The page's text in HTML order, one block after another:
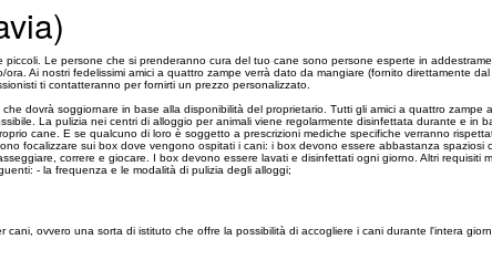
piccoli. Le persone che si prenderanno cura del tuo cane sono persone esperte in
Ai nostri fedelissimi amici a quattro zampe verrà dato da mangiare (fornito direttamente
ti contatteranno per fornirti un prezzo personalizzato.
dovrà soggiornare in base alla disponibilità del proprietario. Tutti gli amici a quattro
La pulizia nei centri di alloggio per animali viene regolarmente disinfettata durante e in
cane. E se qualcuno di loro è soggetto a prescrizioni mediche specifiche verranno
focalizzare sui box dove vengono ospitati i cani: i box devono essere abbastanza
correre e giocare. I box devono essere lavati e disinfettati ogni giorno. Altri
- la frequenza e le modalità di pulizia degli alloggi;
ovvero una sorta di istituto che offre la possibilità di accogliere i cani durante l'intera